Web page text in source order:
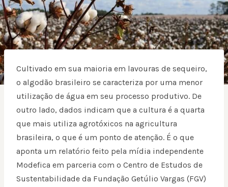
Cultivado em sua maioria em lavouras de sequeiro,
o algodão brasileiro se caracteriza por uma menor
utilização de água em seu processo produtivo. De
outro lado, dados indicam que a cultura é a quarta
que mais utiliza agrotóxicos na agricultura
brasileira, o que é um ponto de atenção. É o que
aponta um relatório feito pela mídia independente
Modefica em parceria com o Centro de Estudos de
Sustentabilidade da Fundação Getúlio Vargas (FGV)